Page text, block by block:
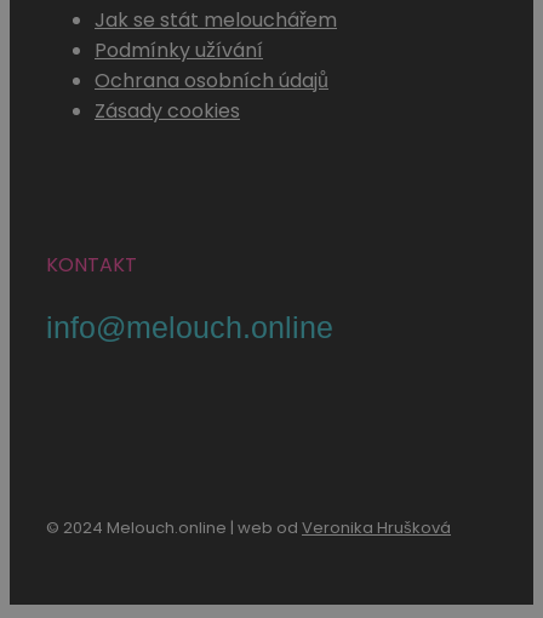
Jak se stát melouchářem
Podmínky užívání
Ochrana osobních údajů
Zásady cookies
KONTAKT
info@melouch.online
© 2024 Melouch.online | web od Veronika Hrušková